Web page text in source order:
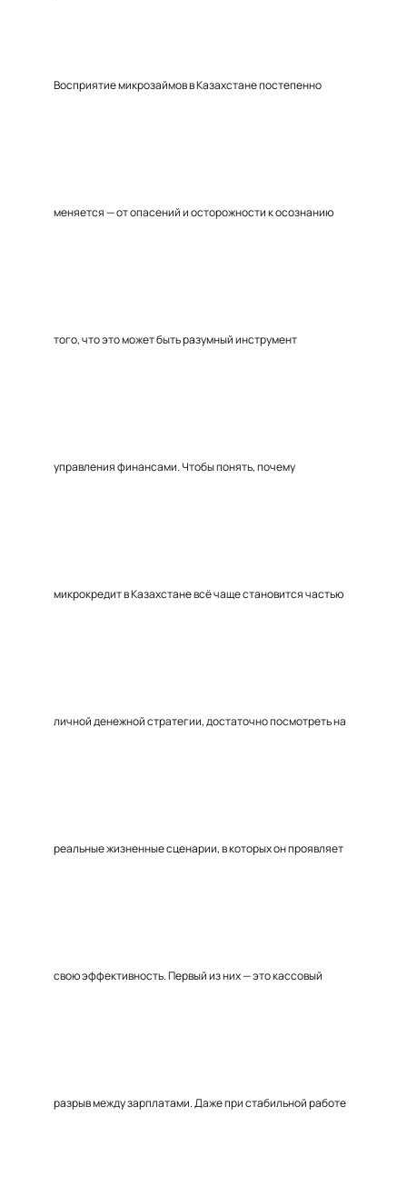
Восприятие микрозаймов в Казахстане постепенно
меняется — от опасений и осторожности к осознанию
того, что это может быть разумный инструмент
управления финансами. Чтобы понять, почему
микрокредит в Казахстане всё чаще становится частью
личной денежной стратегии, достаточно посмотреть на
реальные жизненные сценарии, в которых он проявляет
свою эффективность. Первый из них — это кассовый
разрыв между зарплатами. Даже при стабильной работе